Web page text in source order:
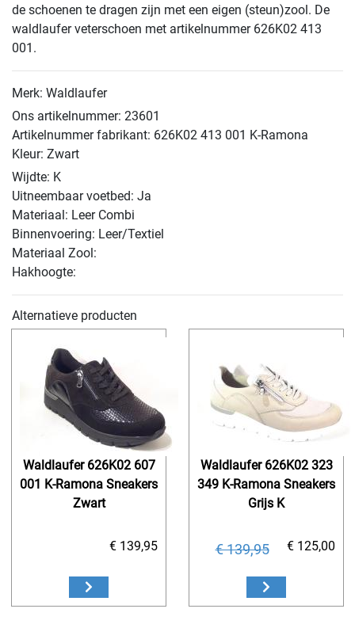
de schoenen te dragen zijn met een eigen (steun)zool. De
waldlaufer veterschoen met artikelnummer 626K02 413
001.
Merk: Waldlaufer
Ons artikelnummer: 23601
Artikelnummer fabrikant: 626K02 413 001 K-Ramona
Kleur: Zwart
Wijdte: K
Uitneembaar voetbed: Ja
Materiaal: Leer Combi
Binnenvoering: Leer/Textiel
Materiaal Zool:
Hakhoogte:
Alternatieve producten
Waldlaufer 626K02 607
001 K-Ramona Sneakers
Zwart
€ 139,95
Waldlaufer 626K02 323
349 K-Ramona Sneakers
Grijs K
€ 139,95 € 125,00